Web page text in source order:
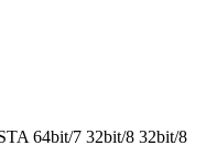
64bit/7 32bit/8 32bit/8